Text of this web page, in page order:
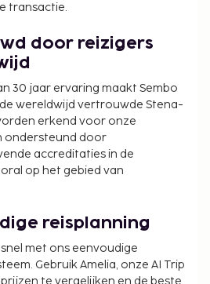
transactie.
door reizigers
30 jaar ervaring maakt Sembo
wereldwijd vertrouwde Stena-
erkend voor onze
ondersteund door
accreditaties in de
op het gebied van
reisplanning
snel met ons eenvoudige
Gebruik Amelia, onze AI Trip
prijzen te vergelijken en de beste